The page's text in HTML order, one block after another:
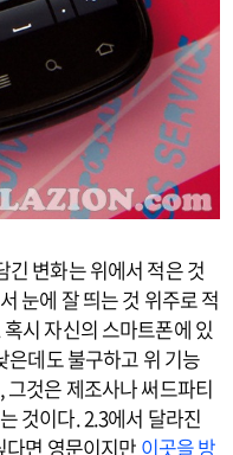
긴 변화는 위에서 적은 것
눈에 잘 띄는 것 위주로 적
시 자신의 스마트폰에 있
은데도 불구하고 위 기능
것은 제조사나 써드파티
것이다. 2.3에서 달라진
다면 영문이지만이곳을 방